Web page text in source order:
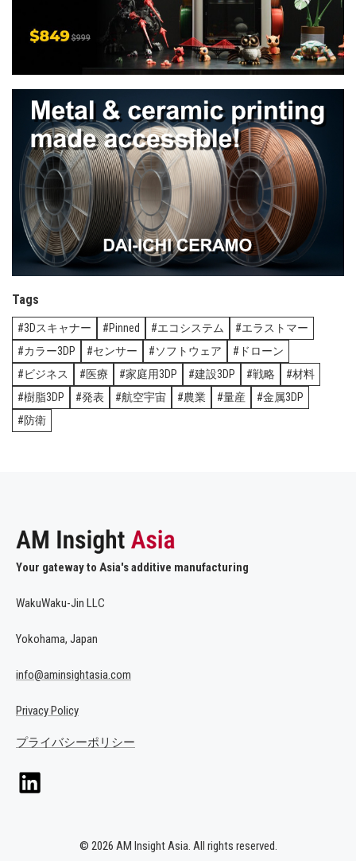
Tags
3Dスキャナー Pinned エコシステム
エラストマー
カラー3DP
センサー ソフトウェア
ドローン
ビジネス
医療 家庭用3DP 建設3DP 戦略
材料
樹脂3DP
発表 航空宇宙 農業 量産
金属3DP
防衛
Your gateway to Asia's additive manufacturing
WakuWaku-Jin LLC
Yokohama, Japan
info@aminsightasia.com
Privacy Policy
プライバシーポリシー
© 2026 AM Insight Asia. All rights reserved.